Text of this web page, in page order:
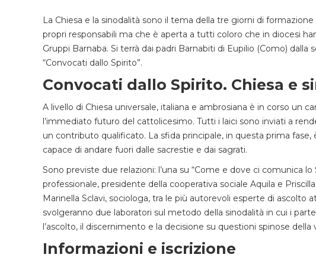
La Chiesa e la sinodalità sono il tema della tre giorni di
propri responsabili ma che è aperta a tutti coloro che in diocesi
Gruppi Barnaba. Si terrà dai padri Barnabiti di Eupilio (Como)
“Convocati dallo Spirito”.
Convocati dallo Spirito. Chiesa e
A livello di Chiesa universale, italiana e ambrosiana è in corso un
l’immediato futuro del cattolicesimo. Tutti i laici sono inviati a
un contributo qualificato. La sfida principale, in questa prima
capace di andare fuori dalle sacrestie e dai sagrati.
Sono previste due relazioni: l’una su “Come e dove ci comunica
professionale, presidente della cooperativa sociale Aquila e
Marinella Sclavi, sociologa, tra le più autorevoli esperte di
svolgeranno due laboratori sul metodo della sinodalità in cui i
l’ascolto, il discernimento e la decisione su questioni spinose
Informazioni e iscrizione